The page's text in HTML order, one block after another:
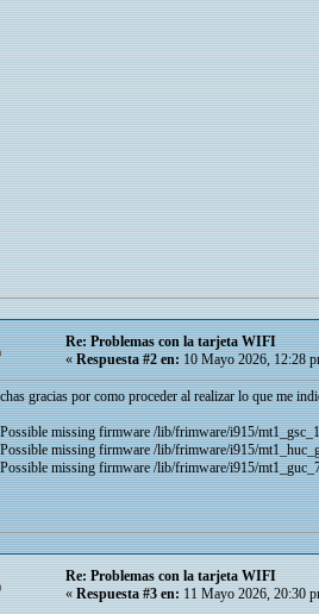
Re: Problemas con la tarjeta WIFI
«Respuesta #2 en:10 Mayo 2026, 12:28
gracias por como proceder al realizar lo que me
missing firmware /lib/frimware/i915/
missing firmware /lib/frimware/i915/
missing firmware /lib/frimware/i915/
Re: Problemas con la tarjeta WIFI
« Respuesta #3 en: 11 Mayo 2026, 20:30